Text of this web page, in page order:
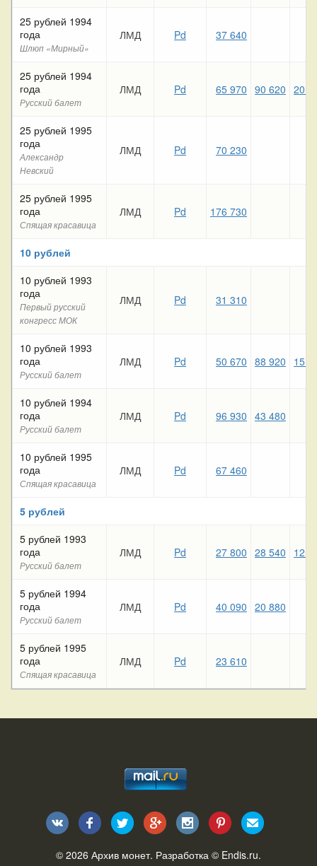
25 рублей 1994
года
Шлюп «Мирный»
ЛМД Pd 37 640
25 рублей 1994
года
Русский балет
ЛМД Pd 65 970 90 620 20
25 рублей 1995
года
Александр
Невский
ЛМД Pd 70 230
25 рублей 1995
года
Спящая красавица
ЛМД Pd 176 730
10 рублей
10 рублей 1993
года
Первый русский
конгресс МОК
ЛМД Pd 31 310
10 рублей 1993
года
Русский балет
ЛМД Pd 50 670 88 920 15
10 рублей 1994
года
Русский балет
ЛМД Pd 96 930 43 480
10 рублей 1995
года
Спящая красавица
ЛМД Pd 67 460
5 рублей
5 рублей 1993
года
Русский балет
ЛМД Pd 27 800 28 540 12
5 рублей 1994
года
Русский балет
ЛМД Pd 40 090 20 880
5 рублей 1995
года
Спящая красавица
ЛМД Pd 23 610
© 2026 Архив монет. Разработка © Endis.ru.